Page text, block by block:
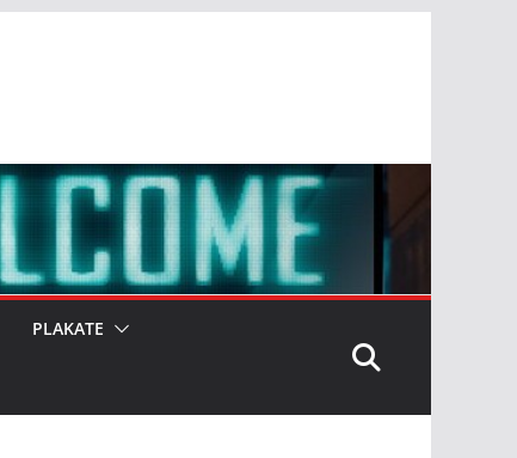
PLAKATE